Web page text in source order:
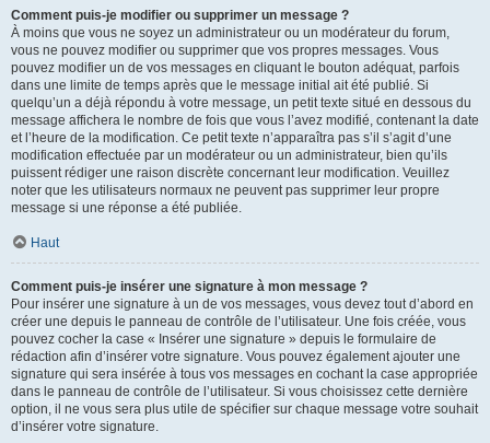
Comment puis-je modifier ou supprimer un message ?
À moins que vous ne soyez un administrateur ou un modérateur du forum,
vous ne pouvez modifier ou supprimer que vos propres messages. Vous
pouvez modifier un de vos messages en cliquant le bouton adéquat, parfois
dans une limite de temps après que le message initial ait été publié. Si
quelqu’un a déjà répondu à votre message, un petit texte situé en dessous du
message affichera le nombre de fois que vous l’avez modifié, contenant la date
et l’heure de la modification. Ce petit texte n’apparaîtra pas s’il s’agit d’une
modification effectuée par un modérateur ou un administrateur, bien qu’ils
puissent rédiger une raison discrète concernant leur modification. Veuillez
noter que les utilisateurs normaux ne peuvent pas supprimer leur propre
message si une réponse a été publiée.
Haut
Comment puis-je insérer une signature à mon message ?
Pour insérer une signature à un de vos messages, vous devez tout d’abord en
créer une depuis le panneau de contrôle de l’utilisateur. Une fois créée, vous
pouvez cocher la case « Insérer une signature » depuis le formulaire de
rédaction afin d’insérer votre signature. Vous pouvez également ajouter une
signature qui sera insérée à tous vos messages en cochant la case appropriée
dans le panneau de contrôle de l’utilisateur. Si vous choisissez cette dernière
option, il ne vous sera plus utile de spécifier sur chaque message votre souhait
d’insérer votre signature.